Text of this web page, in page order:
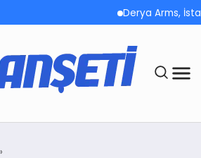
Derya Arms, İstanbul